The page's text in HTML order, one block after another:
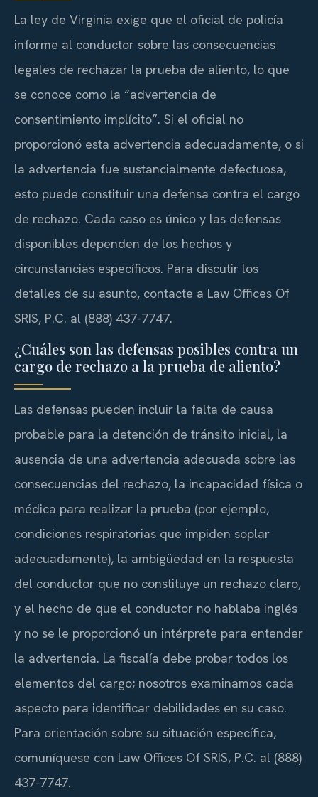
La ley de Virginia exige que el oficial de policía
informe al conductor sobre las consecuencias
legales de rechazar la prueba de aliento, lo que
se conoce como la “advertencia de
consentimiento implícito”. Si el oficial no
proporcionó esta advertencia adecuadamente, o si
la advertencia fue sustancialmente defectuosa,
esto puede constituir una defensa contra el cargo
de rechazo. Cada caso es único y las defensas
disponibles dependen de los hechos y
circunstancias específicos. Para discutir los
detalles de su asunto, contacte a Law Offices Of
SRIS, P.C. al (888) 437-7747.
¿Cuáles son las defensas posibles contra un
cargo de rechazo a la prueba de aliento?
Las defensas pueden incluir la falta de causa
probable para la detención de tránsito inicial, la
ausencia de una advertencia adecuada sobre las
consecuencias del rechazo, la incapacidad física o
médica para realizar la prueba (por ejemplo,
condiciones respiratorias que impiden soplar
adecuadamente), la ambigüedad en la respuesta
del conductor que no constituye un rechazo claro,
y el hecho de que el conductor no hablaba inglés
y no se le proporcionó un intérprete para entender
la advertencia. La fiscalía debe probar todos los
elementos del cargo; nosotros examinamos cada
aspecto para identificar debilidades en su caso.
Para orientación sobre su situación específica,
comuníquese con Law Offices Of SRIS, P.C. al (888)
437-7747.